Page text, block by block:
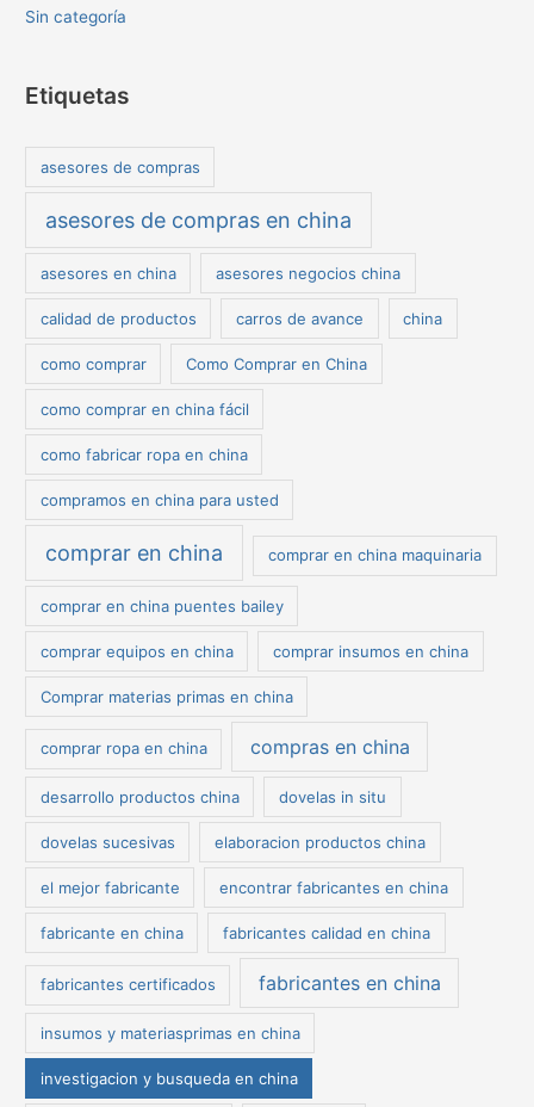
Sin categoría
Etiquetas
asesores de compras
asesores de compras en china
asesores en china asesores negocios china
calidad de productos carros de avance china
como comprar Como Comprar en China
como comprar en china fácil
como fabricar ropa en china
compramos en china para usted
comprar en china comprar en china maquinaria
comprar en china puentes bailey
comprar equipos en china comprar insumos en china
Comprar materias primas en china
comprar ropa en china compras en china
desarrollo productos china dovelas in situ
dovelas sucesivas elaboracion productos china
el mejor fabricante encontrar fabricantes en china
fabricante en china fabricantes calidad en china
fabricantes certificados fabricantes en china
insumos y materiasprimas en china
investigacion y busqueda en china